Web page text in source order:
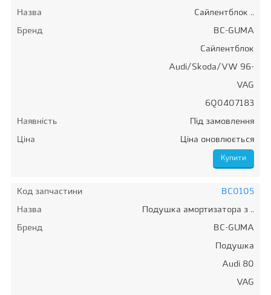
Назва
Сайлентблок ..
Бренд
BC-GUMA
Сайлентблок
Audi/Skoda/VW 96-
VAG
6Q0407183
Наявність
Під замовлення
Ціна
Ціна оновлюється
Код запчастини
BC0105
Назва
Подушка амортизатора з ..
Бренд
BC-GUMA
Подушка
Audi 80
VAG